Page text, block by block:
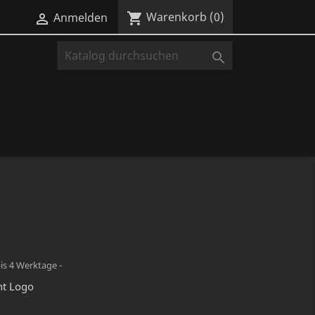
 Anmelden shopping_cart Warenkorb (0)

4 Werktage -
Logo